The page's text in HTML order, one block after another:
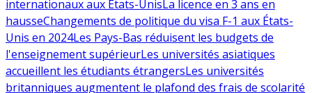
internationaux aux États-UnisLa licence en 3 ans en
hausseChangements de politique du visa F-1 aux États-
Unis en 2024Les Pays-Bas réduisent les budgets de
l'enseignement supérieurLes universités asiatiques
accueillent les étudiants étrangersLes universités
britanniques augmentent le plafond des frais de scolarité